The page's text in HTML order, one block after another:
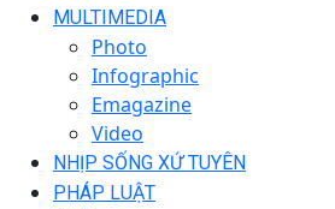
MULTIMEDIA
Photo
Infographic
Emagazine
Video
NHỊP SỐNG XỨ TUYÊN
PHÁP LUẬT